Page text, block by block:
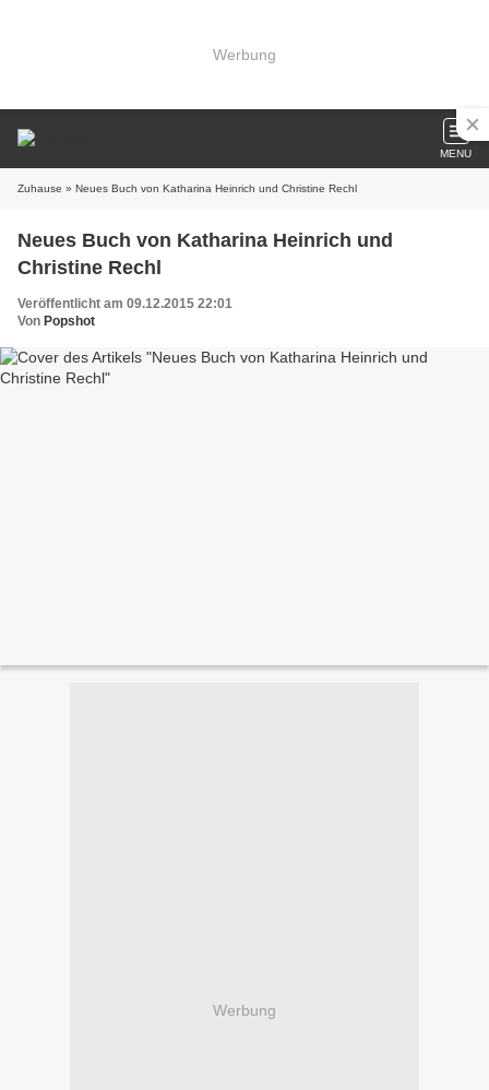
Werbung
MENU
Zuhause » Neues Buch von Katharina Heinrich und Christine Rechl
Neues Buch von Katharina Heinrich und
Christine Rechl
Veröffentlicht am 09.12.2015 22:01
Von Popshot
Werbung